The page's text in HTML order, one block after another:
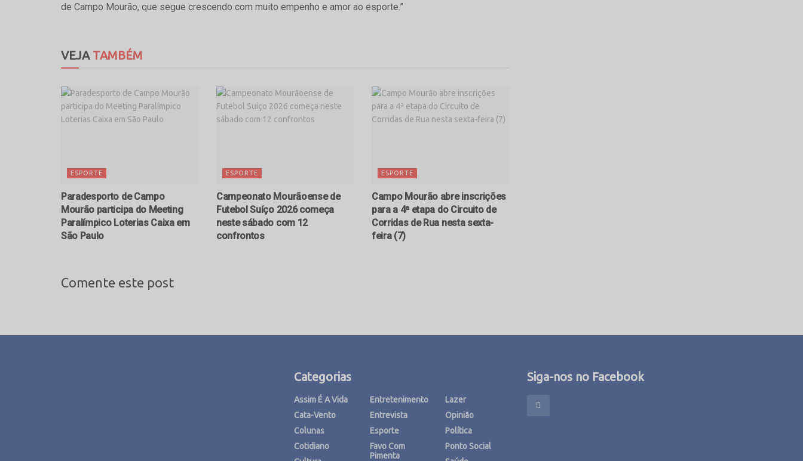
de Campo Mourão, que segue crescendo com muito empenho e amor ao esporte.”
VEJATAMBÉM
ESPORTE
Paradesporto de Campo
Mourão participa do Meeting
Paralímpico Loterias Caixa em
São Paulo
ESPORTE
Campeonato Mourãoense de
Futebol Suíço 2026 começa
neste sábado com 12
confrontos
ESPORTE
Campo Mourão abre inscrições
para a 4ª etapa do Circuito de
Corridas de Rua nesta sexta-
feira (7)
Comente este post
Categorias
Assim É A Vida
Cata-Vento
Colunas
Cotidiano
Entretenimento
Entrevista
Esporte
Favo Com
Pimenta
Lazer
Opinião
Política
Ponto Social
Siga-nos no Facebook